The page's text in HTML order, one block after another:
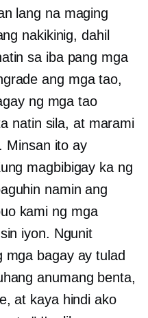
lang na maging
nakikinig, dahil
sa iba pang mga
ang mga tao,
ng mga tao
natin sila, at marami
Minsan ito ay
magbibigay ka ng
namin ang
kami ng mga
iyon. Ngunit
mga bagay ay tulad
anumang benta,
at kaya hindi ako